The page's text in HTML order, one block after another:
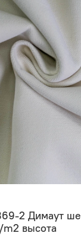
2 Димаут
высота